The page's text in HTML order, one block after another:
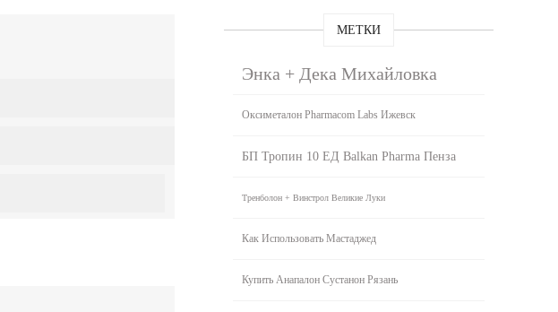
МЕТКИ
Энка + Дека Михайловка
Оксиметалон Pharmacom Labs Ижевск
БП Тропин 10 ЕД Balkan Pharma Пенза
Тренболон + Винстрол Великие Луки
Как Использовать Мастаджед
Купить Анапалон Сустанон Рязань